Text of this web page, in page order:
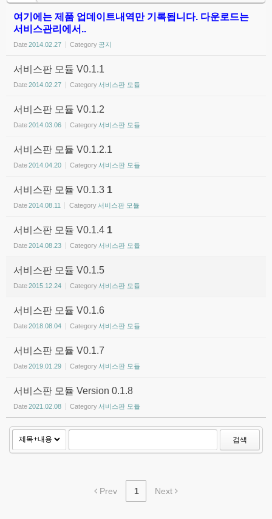
여기에는 제품 업데이트내역만 기록됩니다. 다운로드는
서비스관리에서..
Date2014.02.27 Category 공지
서비스판 모듈 V0.1.1
Date2014.02.27 Category 서비스판 모듈
서비스판 모듈 V0.1.2
Date2014.03.06 Category 서비스판 모듈
서비스판 모듈 V0.1.2.1
Date2014.04.20 Category 서비스판 모듈
서비스판 모듈 V0.1.3 1
Date2014.08.11 Category 서비스판 모듈
서비스판 모듈 V0.1.4 1
Date2014.08.23 Category 서비스판 모듈
서비스판 모듈 V0.1.5
Date2015.12.24 Category 서비스판 모듈
서비스판 모듈 V0.1.6
Date2018.08.04 Category 서비스판 모듈
서비스판 모듈 V0.1.7
Date2019.01.29 Category 서비스판 모듈
서비스판 모듈 Version 0.1.8
Date2021.02.08 Category 서비스판 모듈
검색
Prev 1 Next